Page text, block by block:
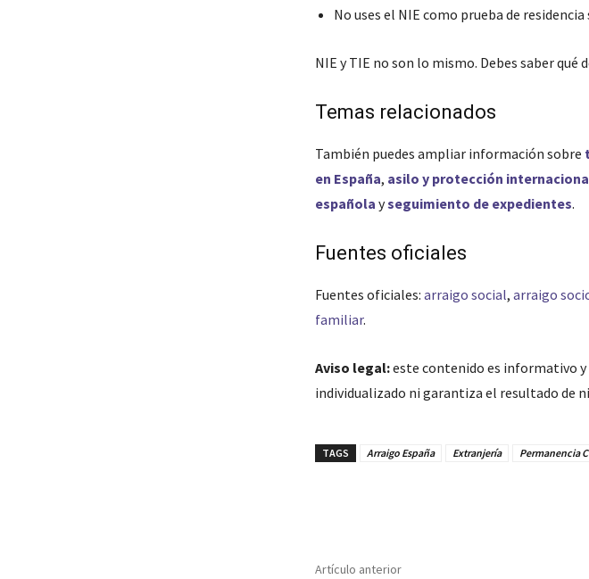
No uses el NIE como prueba de
NIE y TIE no son lo mismo. Debes saber
Temas relacionados
También puedes ampliar información sobre
en España, asilo y protección
española yseguimiento de expedientes.
Fuentes oficiales
Fuentes oficiales: arraigo social, arraigo
familiar.
Aviso legal:este contenido es informativo
individualizado ni garantiza el resultado de
TAGS Arraigo España Extranjería Permanencia
Artículo anterior